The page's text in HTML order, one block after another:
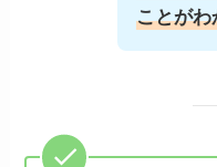
ことがわ